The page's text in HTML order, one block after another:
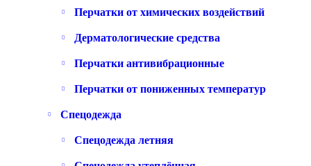
Перчатки от химических воздействий
Дерматологические средства
Перчатки антивибрационные
Перчатки от пониженных температур
Спецодежда
Спецодежда летняя